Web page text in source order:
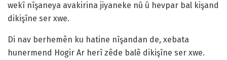
wekî nîşaneya avakirina jiyaneke nû û hevpar bal kişand
dikişîne ser xwe.
Di nav berhemên ku hatine nîşandan de, xebata
hunermend Hogir Ar herî zêde balê dikişîne ser xwe.